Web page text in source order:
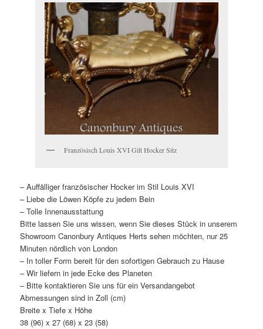
Französisch Louis XVI Gilt Hocker Sitz
– Auffälliger französischer Hocker im Stil Louis XVI
– Liebe die Löwen Köpfe zu jedem Bein
– Tolle Innenausstattung
Bitte lassen Sie uns wissen, wenn Sie dieses Stück in unserem
Showroom Canonbury Antiques Herts sehen möchten, nur 25
Minuten nördlich von London
– In toller Form bereit für den sofortigen Gebrauch zu Hause
– Wir liefern in jede Ecke des Planeten
– Bitte kontaktieren Sie uns für ein Versandangebot
Abmessungen sind in Zoll (cm)
Breite x Tiefe x Höhe
38 (96) x 27 (68) x 23 (58)